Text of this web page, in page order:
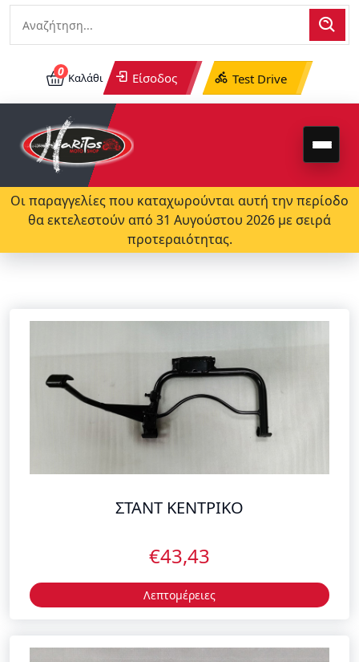
0 Καλάθι Είσοδος Test Drive
Οι παραγγελίες που καταχωρούνται αυτή την περίοδο
θα εκτελεστούν από 31 Αυγούστου 2026 με σειρά
προτεραιότητας.
ΣΤΑΝΤ ΚΕΝΤΡΙΚΟ
€43,43
Λεπτομέρειες